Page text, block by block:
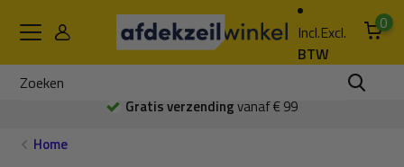
Incl.Excl.
BTW
0
Gratis verzendingvanaf € 99
Home